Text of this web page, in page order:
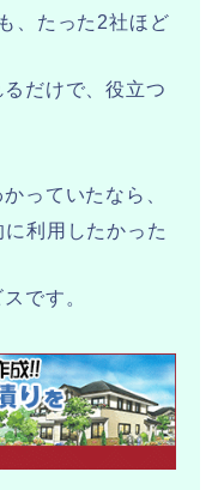
、たった2社ほど
だけで、役立つ
っていたなら、
に利用したかった
です。